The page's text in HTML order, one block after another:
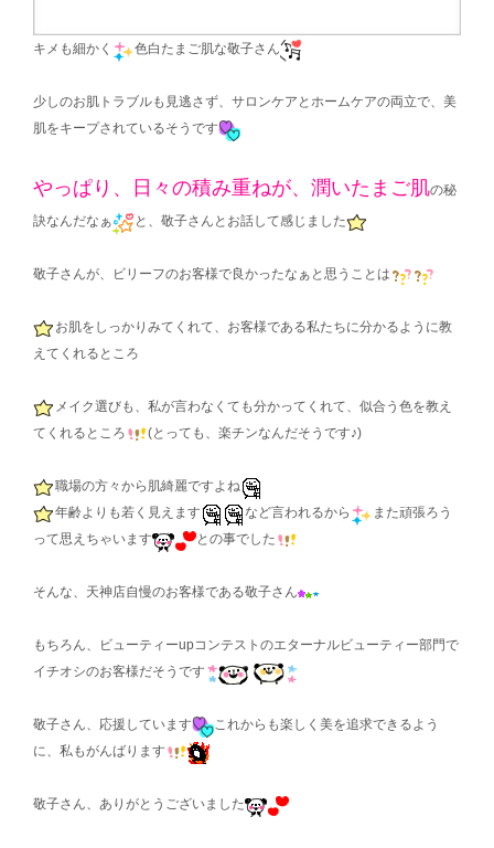
キメも細かく 色白たまご肌な敬子さん
少しのお肌トラブルも見逃さず、サロンケアとホームケアの両立で、美
肌をキープされているそうです
やっぱり、 日々の積み重ねが、潤いたまご肌の秘
訣なんだなぁ
と、敬子さんとお話して感じました
敬子さんが、ビリーフのお客様で良かったなぁと思うことは
お肌をしっかりみてくれて、お客様である私たちに分かるように教
えてくれるところ
メイク選びも、私が言わなくても分かってくれて、似合う色を教え
てくれるところ
(とっても、楽チンなんだそうです♪)
職場の方々から肌綺麗ですよね
年齢よりも若く見えます
など言われるから
また頑張ろう
って思えちゃいます
との事でした
そんな、天神店自慢のお客様である敬子さん
もちろん、ビューティーupコンテストのエターナルビューティー部門で
イチオシのお客様だそうです
敬子さん、応援しています
これからも楽しく美を追求できるよう
に、私もがんばります
敬子さん、ありがとうございました